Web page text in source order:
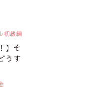
初級編
】そ
うす